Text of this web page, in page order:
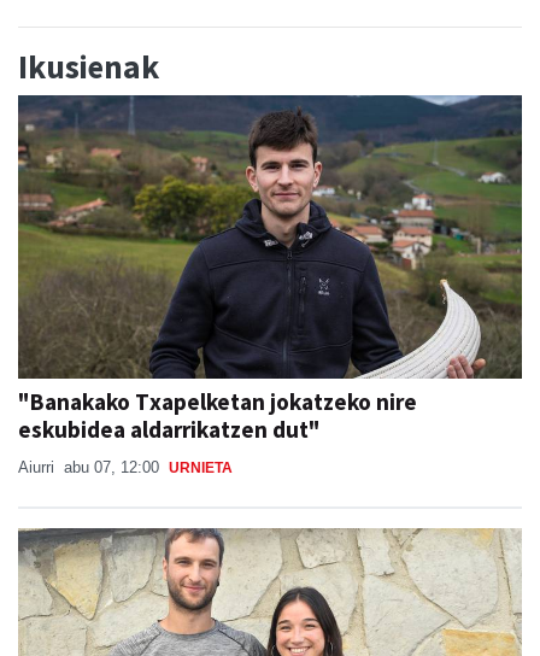
Ikusienak
"Banakako Txapelketan jokatzeko nire
eskubidea aldarrikatzen dut"
Aiurri abu 07, 12:00 URNIETA